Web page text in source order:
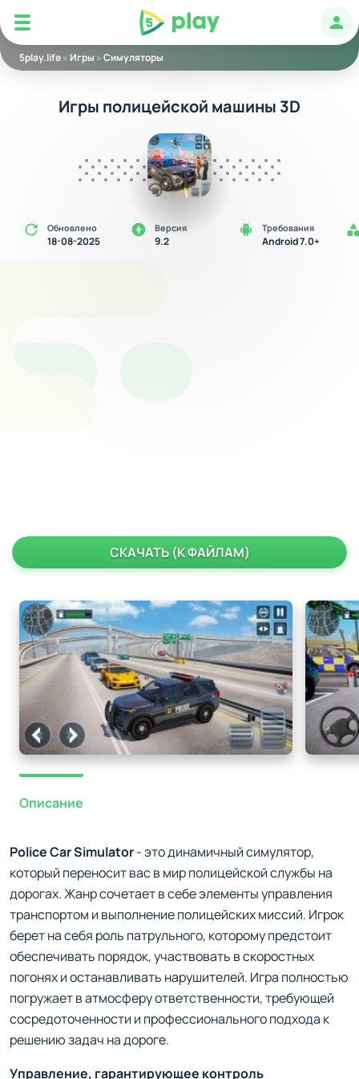
5play
5play.life» Игры »Симуляторы
Игры полицейской машины 3D
Обновлено
18-08-2025
Версия
9.2
Требования
Android 7.0+
СКАЧАТЬ (К ФАЙЛАМ)
Описание
Police Car Simulator- это динамичный симулятор,
который переносит вас в мир полицейской службы на
дорогах. Жанр сочетает в себе элементы управления
транспортом и выполнение полицейских миссий. Игрок
берет на себя роль патрульного, которому предстоит
обеспечивать порядок, участвовать в скоростных
погонях и останавливать нарушителей. Игра полностью
погружает в атмосферу ответственности, требующей
сосредоточенности и профессионального подхода к
решению задач на дороге.
Управление, гарантирующее контроль